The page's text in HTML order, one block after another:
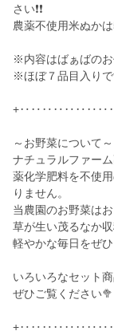
さい❗❗
農薬不使用米ぬかは
※内容はばぁばのお
※ほぼ７品目入り
～お野菜について～
ナチュラルファー
薬化学肥料を不使
りません。
当農園のお野菜は
草が生い茂るなか
軽やかな毎日をぜ
いろいろなセット
ぜひご覧ください🥦